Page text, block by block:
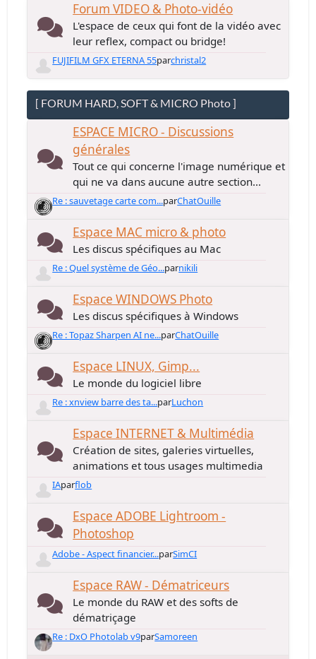
Forum VIDEO & Photo-vidéo
L'espace de ceux qui font de la vidéo avec
leur reflex, compact ou bridge!
FUJIFILM GFX ETERNA 55parchristal2
[ FORUM HARD, SOFT & MICRO Photo ]
ESPACE MICRO - Discussions
générales
Tout ce qui concerne l'image numérique et
qui ne va dans aucune autre section...
Re : sauvetage carte com...parChatOuille
Espace MAC micro & photo
Les discus spécifiques au Mac
Re : Quel système de Géo...parnikili
Espace WINDOWS Photo
Les discus spécifiques à Windows
Re : Topaz Sharpen AI ne...parChatOuille
Espace LINUX, Gimp...
Le monde du logiciel libre
Re : xnview barre des ta...parLuchon
Espace INTERNET & Multimédia
Création de sites, galeries virtuelles,
animations et tous usages multimedia
IAparflob
Espace ADOBE Lightroom -
Photoshop
Adobe - Aspect financier...parSimCI
Espace RAW - Dématriceurs
Le monde du RAW et des softs de
dématriçage
Re : DxO Photolab v9parSamoreen